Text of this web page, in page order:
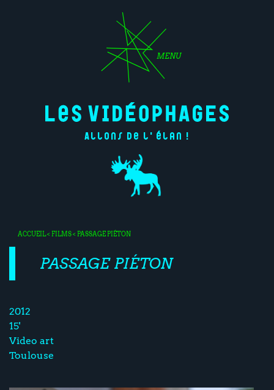
MENU
Allons de l'élan !
ACCUEIL< FILMS< PASSAGE PIÉTON
PASSAGE PIÉTON
2012
15'
Video art
Toulouse